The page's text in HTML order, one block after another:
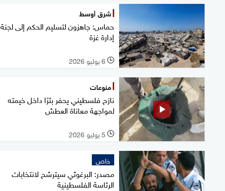
شرق أوسط
حماس: جاهزون لتسليم الحكم إلى لجنة
إدارة غزة
l 6 يوليو 2026
منوعات
نازح فلسطيني يحفر بئرًا داخل خيمته
لمواجهة معاناة العطش
l 5 يوليو 2026
خاص
مصدر: البرغوثي سيترشح لانتخابات
الرئاسة الفلسطينية